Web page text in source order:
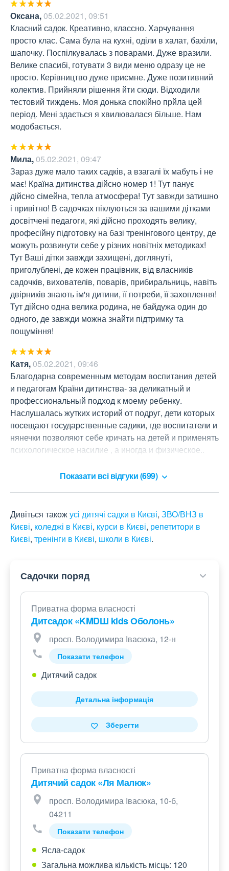
Оксана,05.02.2021, 09:51
Класний садок. Креативно, классно. Харчування
просто клас. Сама була на кухні, оділи в халат, бахіли,
шапочку. Поспілкувалась з поварами. Дуже вразили.
Велике спасибі, готувати 3 види меню одразу це не
просто. Керівництво дуже приємне. Дуже позитивний
колектив. Прийняли рішення йти сюди. Відходили
тестовий тиждень. Моя донька спокійно прйла цей
період. Мені здається я хвилювалася більше. Нам
модобається.
Мила,05.02.2021, 09:47
Зараз дуже мало таких садків, а взагалі їх мабуть і не
має! Країна дитинства дійсно номер 1! Тут панує
дійсно сімейна, тепла атмосфера! Тут завжди затишно
і привітно! В садочках піклуються за вашими дітками
досвітчені педагоги, які дійсно проходять велику,
професійну підготовку на базі тренінгового центру, де
можуть розвинути себе у різних новітніх методиках!
Тут Ваші дітки завжди захищені, доглянуті,
приголублені, де кожен працівник, від власників
садочків, вихователів, поварів, прибиральниць, навіть
двірників знають ім'я дитини, її потреби, її захоплення!
Тут дійсно одна велика родина, не байдужа один до
одного, де завжди можна знайти підтримку та
пощуміння!
Катя,05.02.2021, 09:46
Благодарна современным методам воспитания детей
и педагогам Країни дитинства- за деликатный и
профессиональный подход к моему ребенку.
Наслушалась жутких историй от подруг, дети которых
посещают государственные садики, где воспитатели и
нянечки позволяют себе кричать на детей и применять
психологическое насилие , а иногда и физическое..
Показати всі відгуки (699)
Дивіться такожусі дитячі садки в Києві, ЗВО/ВНЗ в
Києві, коледжі в Києві, курси в Києві, репетитори в
Києві, тренінги в Києві, школи в Києві.
Садочки поряд
Приватна форма власності
Дитсадок «KMDШ kids Оболонь»
просп. Володимира Івасюка, 12-н
Показати телефон
Дитячий садок
Детальна інформація
Зберегти
Приватна форма власності
Дитячий садок «Ля Малюк»
просп. Володимира Івасюка, 10-б,
04211
Показати телефон
Ясла-садок
Загальна можлива кількість місць: 120